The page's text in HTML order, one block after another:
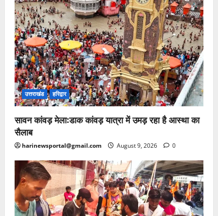
उत्तराखंड हरिद्वार
सावन कांवड़ मेला:डाक कांवड़ यात्रा में उमड़ रहा है आस्था का
सैलाब
harinewsportal@gmail.com August 9, 2026 0